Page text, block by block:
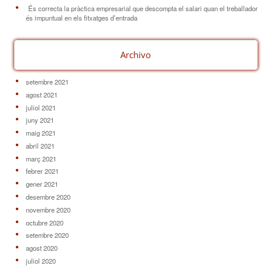
És correcta la pràctica empresarial que descompta el salari quan el treballador
és impuntual en els fitxatges d’entrada
Archivo
setembre 2021
agost 2021
juliol 2021
juny 2021
maig 2021
abril 2021
març 2021
febrer 2021
gener 2021
desembre 2020
novembre 2020
octubre 2020
setembre 2020
agost 2020
juliol 2020